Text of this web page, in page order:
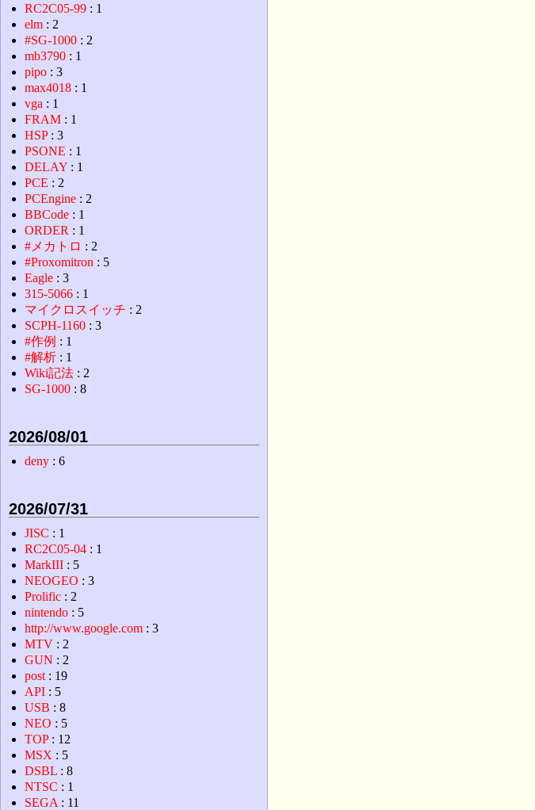
RC2C05-99 : 1
elm : 2
#SG-1000 : 2
mb3790 : 1
pipo : 3
max4018 : 1
vga : 1
FRAM : 1
HSP: 3
PSONE : 1
DELAY : 1
PCE : 2
PCEngine : 2
BBCode : 1
ORDER : 1
#メカトロ : 2
#Proxomitron : 5
Eagle : 3
315-5066 : 1
マイクロスイッチ : 2
SCPH-1160 : 3
#作例 : 1
#解析 : 1
Wiki記法 : 2
SG-1000 : 8
2026/08/01
deny : 6
2026/07/31
JISC : 1
RC2C05-04 : 1
MarkIII : 5
NEOGEO : 3
Prolific : 2
nintendo : 5
http://www.google.com : 3
MTV : 2
GUN : 2
post : 19
API : 5
USB : 8
NEO : 5
TOP: 12
MSX : 5
DSBL : 8
NTSC : 1
SEGA : 11